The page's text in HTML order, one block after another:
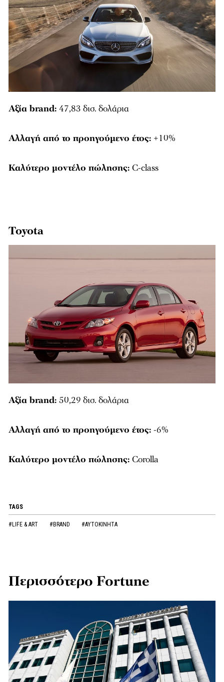
Αξία brand: 47,83 δισ. δολάρια
Αλλαγή από το προηγούμενο έτος: +10%
Καλύτερο μοντέλο πώλησης: C-class
Toyota
Αξία brand: 50,29 δισ. δολάρια
Αλλαγή από το προηγούμενο έτος: -6%
Καλύτερο μοντέλο πώλησης: Corolla
TAGS
#LIFE & ART #BRAND #ΑΥΤΟΚΙΝΗΤΑ
Περισσότερο Fortune